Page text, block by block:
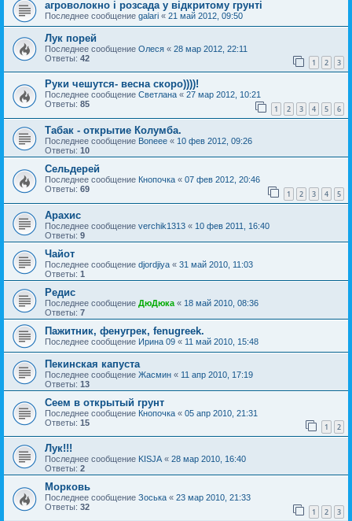
агроволокно і розсада у відкритому грунті
Последнее сообщение galari « 21 май 2012, 09:50
Лук порей
Последнее сообщение Олеся « 28 мар 2012, 22:11
Ответы: 42 1 2 3
Руки чешутся- весна скоро))))!
Последнее сообщение Светлана « 27 мар 2012, 10:21
Ответы: 85 1 2 3 4 5 6
Табак - открытие Колумба.
Последнее сообщение Boneee « 10 фев 2012, 09:26
Ответы: 10
Сельдерей
Последнее сообщение Кнопочка « 07 фев 2012, 20:46
Ответы: 69 1 2 3 4 5
Арахис
Последнее сообщение verchik1313 « 10 фев 2011, 16:40
Ответы: 9
Чайот
Последнее сообщение djordjiya « 31 май 2010, 11:03
Ответы: 1
Редис
Последнее сообщение ДюДюка « 18 май 2010, 08:36
Ответы: 7
Пажитник, фенугрек, fenugreek.
Последнее сообщение Ирина 09 « 11 май 2010, 15:48
Пекинская капуста
Последнее сообщение Жасмин « 11 апр 2010, 17:19
Ответы: 13
Сеем в открытый грунт
Последнее сообщение Кнопочка « 05 апр 2010, 21:31
Ответы: 15 1 2
Лук!!!
Последнее сообщение KISJA « 28 мар 2010, 16:40
Ответы: 2
Морковь
Последнее сообщение Зоська « 23 мар 2010, 21:33
Ответы: 32 1 2 3